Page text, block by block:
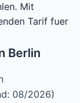
Mit
Tarif fuer
Berlin
08/2026)